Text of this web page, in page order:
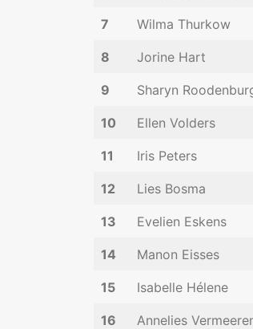
7 Wilma Thurkow
8 Jorine Hart
9 Sharyn
10 Ellen Volders
11 Iris Peters
12 Lies Bosma
13 Evelien Eskens
14 Manon Eisses
15 Isabelle Hélene
16 Annelies